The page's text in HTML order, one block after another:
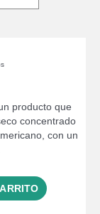
producto que
concentrado
con un